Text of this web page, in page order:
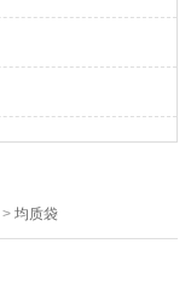
>均质袋